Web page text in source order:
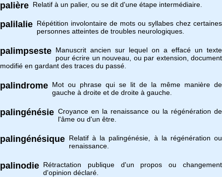
palière Relatif à un palier, ou se dit d'une étape intermédiaire.
palilalie Répétition involontaire de mots ou syllabes chez certaines
personnes atteintes de troubles neurologiques.
palimpseste Manuscrit ancien sur lequel on a effacé un texte
pour écrire un nouveau, ou par extension, document
modifié en gardant des traces du passé.
palindrome Mot ou phrase qui se lit de la même manière de
gauche à droite et de droite à gauche.
palingénésie Croyance en la renaissance ou la régénération de
l'âme ou d'un être.
palingénésique Relatif à la palingénésie, à la régénération ou
renaissance.
palinodie Rétractation publique d'un propos ou changement
d'opinion déclaré.